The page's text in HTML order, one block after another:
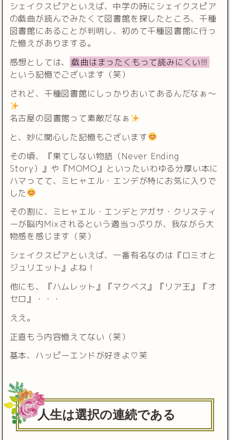
シェイクスピアといえば、中学の時にシェイクスピア
の戯曲が読んでみたくて図書館を探したところ、千種
図書館にあることが判明し、初めて千種図書館に行っ
た憶えがありまする。
感想としては、
戯曲はまったくもって読みにくい!!!
という記憶でございます（笑）
されど、千種図書館にしっかりおいてあるんだなぁ〜
名古屋の図書館って素敵だなぁ
と、妙に関心した記憶もございます
その頃、『果てしない物語（Never Ending
Story）』や『MOMO』といったいわゆる分厚い本に
ハマってて、ミヒャエル・エンデが特にお気に入りで
した
その割に、ミヒャエル・エンデとアガサ・クリスティ
ーが脳内Mixされるという適当っぷりが、我ながら大
物感を感じます（笑）
シェイクスピアといえば、一番有名なのは『ロミオと
ジュリエット』よね！
他にも、『ハムレット』『マクベス』『リア王』『オ
セロ』・・・
ええ。
正直もう内容憶えてない（笑）
基本、ハッピーエンドが好きよ♡笑
人生は選択の連続である